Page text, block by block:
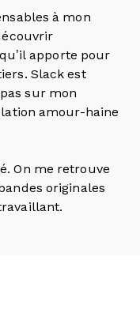
à mon
apporte pour
Slack est
sur mon
amour-haine
On me retrouve
originales